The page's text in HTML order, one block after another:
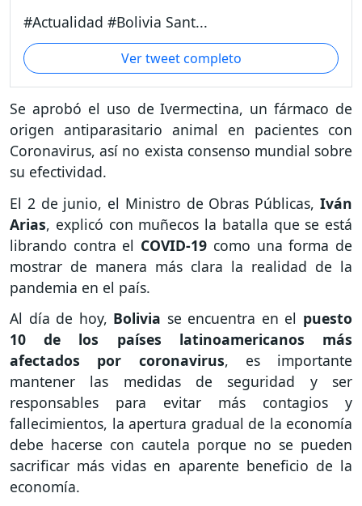
#Actualidad #Bolivia Sant...
Ver tweet completo
Se aprobó el uso de Ivermectina, un fármaco de
origen antiparasitario animal en pacientes con
Coronavirus, así no exista consenso mundial sobre
su efectividad.
El 2 de junio, el Ministro de Obras Públicas, Iván
Arias, explicó con muñecos la batalla que se está
librando contra el COVID-19 como una forma de
mostrar de manera más clara la realidad de la
pandemia en el país.
Al día de hoy, Bolivia se encuentra en el puesto
10 de los países latinoamericanos más
afectados por coronavirus, es importante
mantener las medidas de seguridad y ser
responsables para evitar más contagios y
fallecimientos, la apertura gradual de la economía
debe hacerse con cautela porque no se pueden
sacrificar más vidas en aparente beneficio de la
economía.